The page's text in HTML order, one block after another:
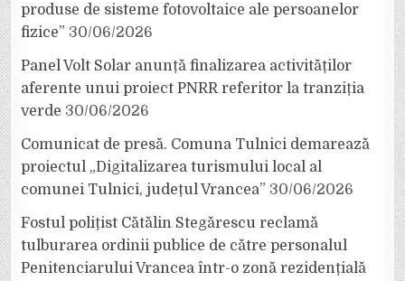
produse de sisteme fotovoltaice ale persoanelor
fizice” 30/06/2026
Panel Volt Solar anunță finalizarea activităților
aferente unui proiect PNRR referitor la tranziția
verde 30/06/2026
Comunicat de presă. Comuna Tulnici demarează
proiectul „Digitalizarea turismului local al
comunei Tulnici, județul Vrancea” 30/06/2026
Fostul polițist Cătălin Stegărescu reclamă
tulburarea ordinii publice de către personalul
Penitenciarului Vrancea într-o zonă rezidențială